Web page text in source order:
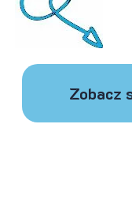
Zobacz